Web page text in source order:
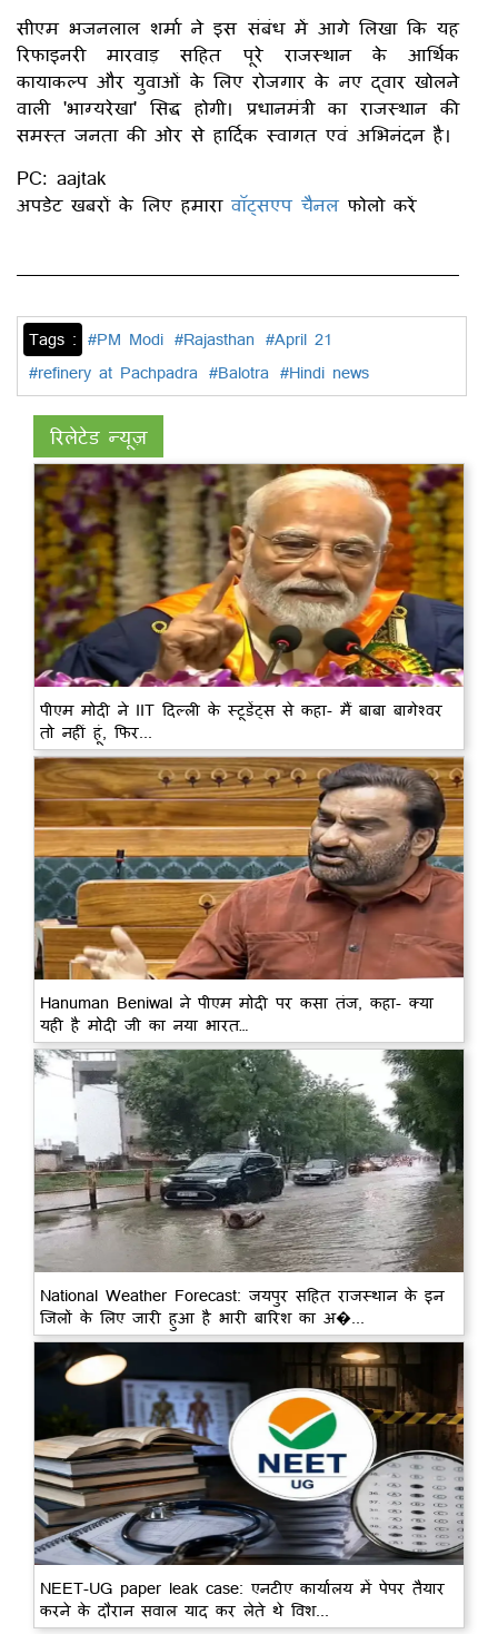
सीएम भजनलाल शर्मा ने इस संबंध में आगे लिखा कि यह
रिफाइनरी मारवाड़ सहित पूरे राजस्थान के आर्थिक
कायाकल्प और युवाओं के लिए रोजगार के नए द्वार खोलने
वाली 'भाग्यरेखा' सिद्ध होगी। प्रधानमंत्री का राजस्थान की
समस्त जनता की ओर से हार्दिक स्वागत एवं अभिनंदन है।
PC: aajtak
अपडेट खबरों के लिए हमारा वॉट्सएप चैनल फोलो करें
Tags : #PM Modi #Rajasthan #April 21
#refinery at Pachpadra #Balotra #Hindi news
रिलेटेड न्यूज़
पीएम मोदी ने IIT दिल्ली के स्टूडेंट्स से कहा- मैं बाबा बागेश्वर
तो नहीं हूं, फिर...
Hanuman Beniwal ने पीएम मोदी पर कसा तंज, कहा- क्या
यही है मोदी जी का नया भारत…
National Weather Forecast: जयपुर सहित राजस्थान के इन
जिलों के लिए जारी हुआ है भारी बारिश का अ�...
NEET-UG paper leak case: एनटीए कार्यालय में पेपर तैयार
करने के दौरान सवाल याद कर लेते थे विश...